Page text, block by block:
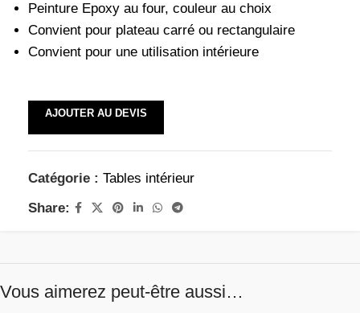
Peinture Epoxy au four, couleur au choix
Convient pour plateau carré ou rectangulaire
Convient pour une utilisation intérieure
AJOUTER AU DEVIS
Catégorie : Tables intérieur
Share:
Vous aimerez peut-être aussi…